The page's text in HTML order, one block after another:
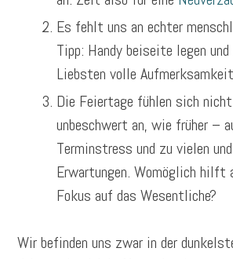
Es fehlt uns an echter
Tipp: Handy beiseite legen
Liebsten volle
Die Feiertage fühlen sich
unbeschwert an, wie früher –
Terminstress und zu vielen
Erwartungen. Womöglich hilft
Fokus auf das Wesentliche?
Wir befinden uns zwar in der